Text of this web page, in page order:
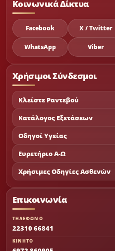
Κοινωνικά Δίκτυα
Facebook X / Twitter
WhatsApp Viber
Χρήσιμοι Σύνδεσμοι
Κλείστε Ραντεβού
Κατάλογος Εξετάσεων
Οδηγοί Υγείας
Ευρετήριο Α-Ω
Χρήσιμες Οδηγίες Ασθενών
Επικοινωνία
ΤΗΛΕΦΩΝΟ
22310 66841
ΚΙΝΗΤΟ